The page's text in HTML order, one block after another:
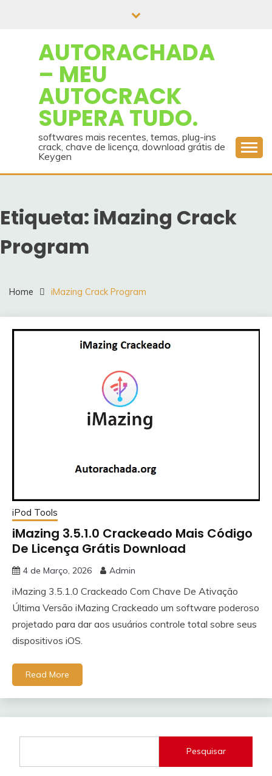
AUTORACHADA
– MEU
AUTOCRACK
SUPERA TUDO.
softwares mais recentes, temas, plug-ins
crack, chave de licença, download grátis de
Keygen
Etiqueta: iMazing Crack
Program
Home iMazing Crack Program
iPod Tools
iMazing 3.5.1.0 Crackeado Mais Código
De Licença Grátis Download
4 de Março, 2026 Admin
iMazing 3.5.1.0 Crackeado Com Chave De Ativação
Última Versão iMazing Crackeado um software poderoso
projetado para dar aos usuários controle total sobre seus
dispositivos iOS.
Read More
Pesquisar